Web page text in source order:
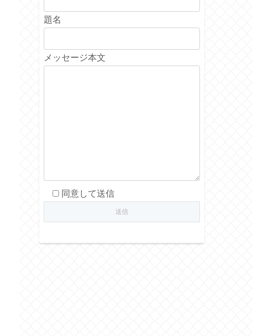
題名
メッセージ本文
同意して送信